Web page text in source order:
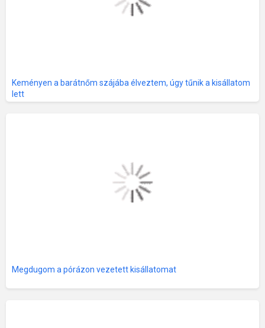
Keményen a barátnőm szájába élveztem, úgy tűnik a kisállatom
lett
Megdugom a pórázon vezetett kisállatomat